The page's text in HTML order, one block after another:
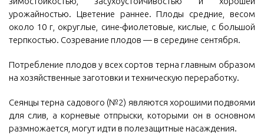
урожайностью. Цветение раннее. Плоды средние, весом
около 10 г, округлые, сине-фиолетовые, кислые, с большой
терпкостью. Созревание плодов — в середине сентября.
Потребление плодов у всех сортов терна главным образом
на хозяйственные заготовки и техническую переработку.
Сеянцы терна садового (№2) являются хорошими подвоями
для слив, а корневые отпрыски, которыми он в основном
размножается, могут идти в полезащитные насаждения.